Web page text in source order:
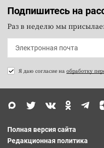
Подпишитесь на
Раз в неделю мы
Я даю согласие на обработку
Полная версия сайта
Редакционная политика